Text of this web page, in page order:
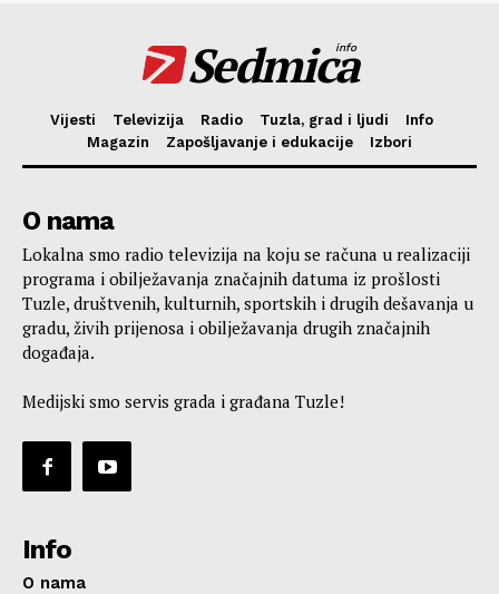
Sedmica
info
Vijesti Televizija Radio Tuzla, grad i ljudi
Info
Magazin
Zapošljavanje i edukacije Izbori
O nama
Lokalna smo radio televizija na koju se računa u realizaciji
programa i obilježavanja značajnih datuma iz prošlosti
Tuzle, društvenih, kulturnih, sportskih i drugih dešavanja u
gradu, živih prijenosa i obilježavanja drugih značajnih
događaja.
Medijski smo servis grada i građana Tuzle!
Info
O nama